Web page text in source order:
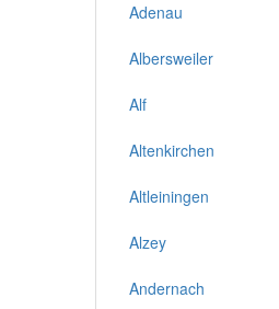
Adenau
Albersweiler
Alf
Altenkirchen
Altleiningen
Alzey
Andernach